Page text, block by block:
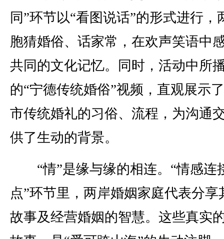
同”环节以“看图说话”的形式进行，
胞猜婚俗、话家常，在欢声笑语中
共同的文化记忆。同时，活动中所
的“宁德传统婚俗”视频，直观展示
市传统婚礼的习俗、流程，为沟通
供了生动的背景。
“情”是缘与缘的相连。“情感连
点”环节里，两岸婚姻家庭代表分享
故事及经营婚姻的智慧。这些真实